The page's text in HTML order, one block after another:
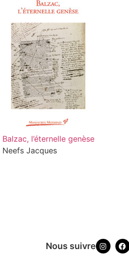
Balzac, l’éternelle genèse
Neefs Jacques
Nous suivre